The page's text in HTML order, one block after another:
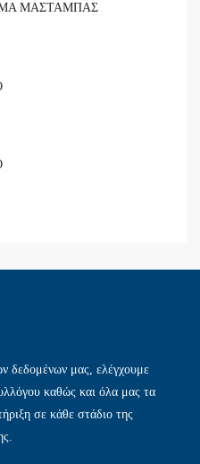
ΜΑΣΤΑΜΠΑΣ
δεδομένων μας, ελέγχουμε
καθώς και όλα μας τα
σε κάθε στάδιο της